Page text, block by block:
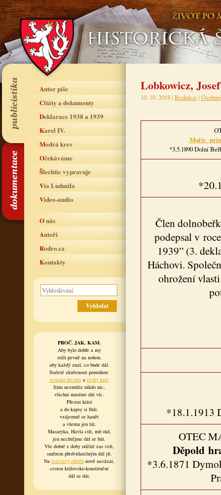
Autor píše
Citáty a dokumenty
Deklarace 1938 a 1939
Karel IV.
Modrá krev
Očekáváme
Šlechtic vypravuje
Via Ludmila
Video-audio
O nás
Autoři
Rodro.cz
Kontakty
PROČ. JAK. KAM.
Aby bylo dobře a my
stáli pevně na nohou,
aby každý znal, co bude dál.
Staleté zkušenosti pomohou:
zemská šlechtaa český král.
Sám nezmůže nikdo nic,
všichni musíme dát víc.
Přestat krást
a do kapsy si lhát,
vzájemně se hanět
a všemu jen lát.
Masaryka, Havla ctít, mít rád,
jen nechtějme dál se bát.
Vše dobré z doby odžité zas vzít,
směrem předvídatelným dál jít.
Na tisíciletý příběh nově navázat,
cestou královsko-konstituční
dál se dát.
Lobkowicz,
10. 10. 2018 | Redakce |
Mořic
*3.5.1890 Dolní
Člen
podepsal v
1939” (3.
Háchovi.
ohrožení
*18.1.1913
OTEC
Děpold
*3.6.1871